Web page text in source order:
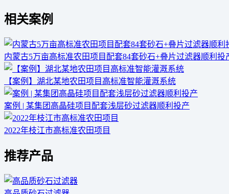
相关案例
内蒙古5万亩高标准农田项目配套84套砂石+叠片过滤器顺利投
【案例】湖北某地农田项目高标准智能灌溉系统
案例 | 某集团高晶硅项目配套浅层砂过滤器顺利投产
2022年枝江市高标准农田项目
推荐产品